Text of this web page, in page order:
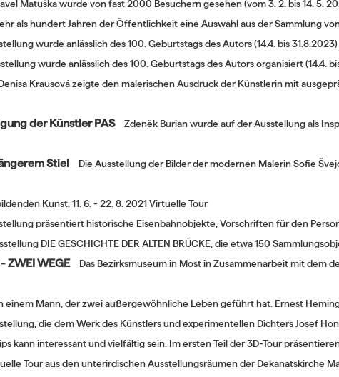
Matuška wurde von fast 2000 Besuchern gesehen (vom 3. 2. bis 14. 5.
als hundert Jahren der Öffentlichkeit eine Auswahl aus der Sammlung
wurde anlässlich des 100. Geburtstags des Autors (14.4. bis
wurde anlässlich des 100. Geburtstags des Autors organisiert (14.4.
Krausová zeigte den malerischen Ausdruck der Künstlerin mit
der Künstler PAS
Zdeněk Burian wurde auf der Ausstellung als
Stiel
Die Ausstellung der Bilder der modernen Malerin Sofie
Kunst, 11. 6. - 22. 8. 2021 Virtuelle Tour
präsentiert historische Eisenbahnobjekte, Vorschriften für den
DIE GESCHICHTE DER ALTEN BRÜCKE, die etwa 150
ZWEI WEGE
Das Bezirksmuseum in Most in Zusammenarbeit mit dem
einem Mann, der zwei außergewöhnliche Leben geführt hat. Ernest
die dem Werk des Künstlers und experimentellen Dichters Josef
kann interessant und vielfältig sein. Im ersten Teil der 3D-Tour
Tour aus den unterirdischen Ausstellungsräumen der Dekanatskirche